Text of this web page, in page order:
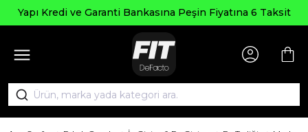
Yapı Kredi ve Garanti Bankasına Peşin Fiyatına 6 Taksit